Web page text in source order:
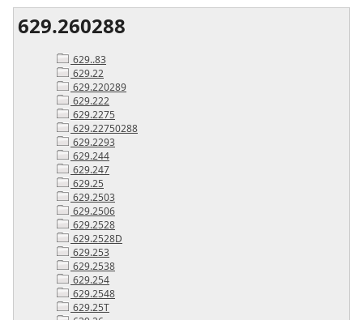
629.260288
629..83
629.22
629.220289
629.222
629.2275
629.22750288
629.2293
629.244
629.247
629.25
629.2503
629.2506
629.2528
629.2528D
629.253
629.2538
629.254
629.2548
629.25T